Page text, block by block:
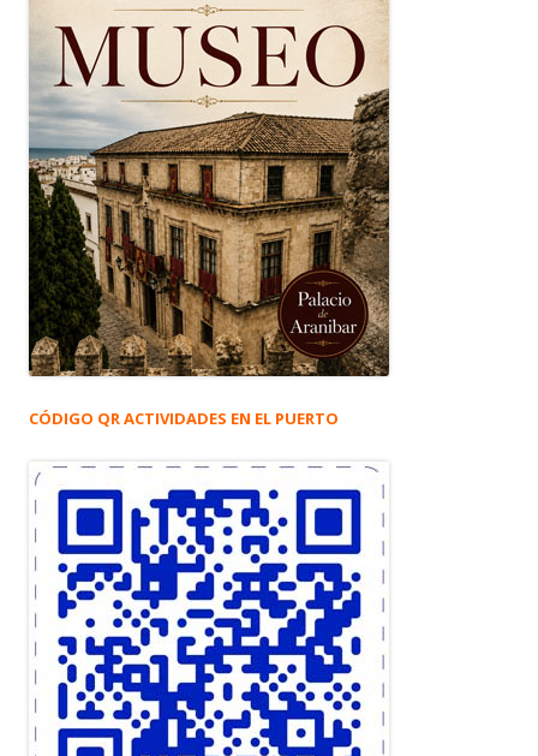
CÓDIGO QR ACTIVIDADES EN EL PUERTO